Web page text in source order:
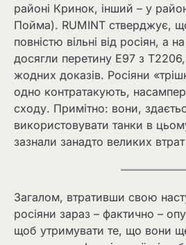
районі Кринок, інший – у
Пойма). RUMINT стверджує,
повністю вільні від росіян, а на
досягли перетину E97 з
жодних доказів. Росіяни
одно контратакують,
сходу. Примітно: вони,
використовувати танки в
зазнали занадто великих
Загалом, втративши свою
росіяни зараз – фактично –
щоб утримувати те, що вони